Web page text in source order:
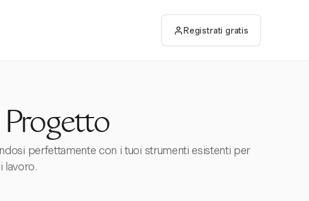
Registrati gratis
Progetto
perfettamente con i tuoi strumenti esistenti per
lavoro.